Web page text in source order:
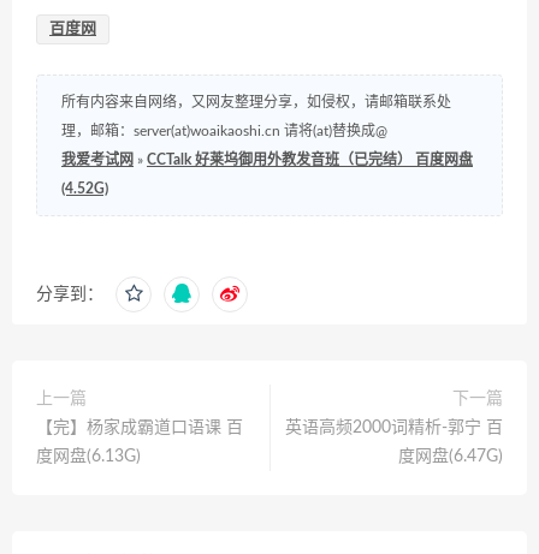
百度网
所有内容来自网络，又网友整理分享，如侵权，请邮箱联系处
理，邮箱：server(at)woaikaoshi.cn 请将(at)替换成@
我爱考试网 » CCTalk 好莱坞御用外教发音班（已完结） 百度网盘
(4.52G)
分享到：
上一篇
【完】杨家成霸道口语课 百
度网盘(6.13G)
下一篇
英语高频2000词精析-郭宁 百
度网盘(6.47G)